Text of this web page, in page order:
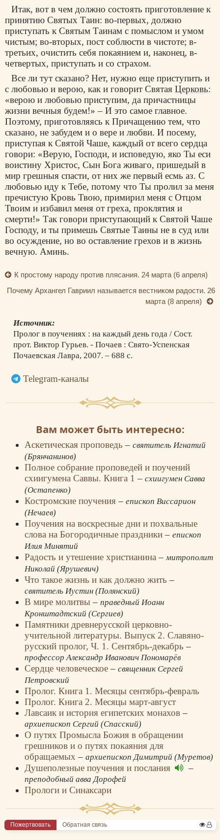
Итак, вот в чем должно состоять приготовление к
принятию Святых Таин: во-первых, должно
приступать к Святым Таинам с помыслом и умом
чистым; во-вторых, пост соблюсти в чистоте; в-
третьих, очистить себя покаянием и, наконец, в-
четвертых, приступать и со страхом.
Все ли тут сказано? Нет, нужно еще приступить и
с любовью и верою, как и говорит Святая Церковь:
«верою и любовью приступим, да причастницы
жизни вечныя будем!» – И это самое главное.
Поэтому, приготовляясь к Причащению тем, что
сказано, не забудем и о вере и любви. И посему,
приступая к Святой Чаше, каждый от всего сердца
говори: «Верую, Господи, и исповедую, яко Ты еси
воистину Христос, Сын Бога живаго, пришедый в
мир грешныя спасти, от них же первый есмь аз. С
любовью иду к Тебе, потому что Ты пролил за меня
пречистую Кровь Твою, примирил меня с Отцом
Твоим и избавил меня от греха, проклятия и
смерти!» Так говори приступающий к Святой Чаше
Господу, и ты примешь Святые Таины не в суд или
во осуждение, но во оставление грехов и в жизнь
вечную. Аминь.
К простому народу против плясания. 24 марта (6 апреля)
Почему Архангел Гавриил называется вестником радости. 26
марта (8 апреля)
Источник:
Пролог в поучениях : на каждый день года / Сост.
прот. Виктор Гурьев. - Почаев : Свято-Успенская
Почаевская Лавра, 2007. – 688 с.
Telegram-каналы
Вам может быть интересно:
Аскетическая проповедь– святитель Игнатий
(Брянчанинов)
Полное собрание проповедей и поучений
схиигумена Саввы. Книга 1– схиигумен Савва
(Остапенко)
Костромские поучения– епископ Виссарион
(Нечаев)
Поучения на воскресные дни и похвальные
слова на Богородичные праздники– епископ
Илия Минятий
Радость и утешение христианина–митрополит
Николай (Ярушевич)
Что такое жизнь и как должно жить–
святитель Иустин (Полянский)
В мире молитвы– праведный Иоанн
Кронштадтский (Сергиев)
Памятники древнерусской церковно-
учительной литературы. Выпуск 2. Славяно-
русский пролог, Ч. 1. Сентябрь-декабрь–
профессор Александр Иванович Пономарёв
Сердце человеческое– священник Сергей
Петровский
Пролог. Книга 1. Месяцы сентябрь-февраль
Пролог. Книга 2. Месяцы март-август
Лавсаик и история египетских монахов–
архиепископ Сергий (Спасский)
О путях Промысла Божия в обращении
грешников и о путях покаяния для
обращаемых– архиепископ Димитрий (Муретов)
Душеполезные поучения и послания –
преподобный авва Дорофей
Прологи и Синаксари
Пожертвовать Обратная связь